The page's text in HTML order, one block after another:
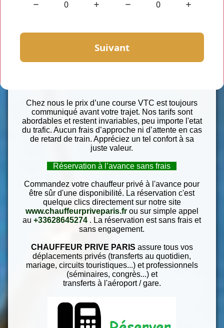
Seul ou à plusieurs, nos berlines et nos vans sont
chargeur téléphone, presse du jour, bouteille d’eau
Chez nous le prix d’une course VTC est toujours
communiqué avant votre trajet. Nos tarifs sont
abordables et restent invariables, peu importe l'etat
du trafic. Aucun frais d’approche ni d’attente en cas
de retard de train. Appréciez un tel confort à sa
juste valeur.
Réservation à l’avance sans frais
Commandez votre chauffeur privé à l'avance pour
être sûr d'une disponibilité. La réservation c'est
quelque clics directement sur notre site
www.chauffeurpriveparis.frou sur simple appel
au+33628645274 . La réservation est sans frais et
sans engagement.
CHAUFFEUR PRIVE PARIS assure tous vos
déplacements privés (transferts au quotidien,
mariage, circuits touristiques...) et professionnels
(séminaires, congrès...) et
transferts à l'aéroport / gare.